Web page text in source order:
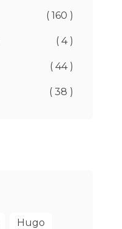
( 160 )
( 4 )
( 44 )
( 38 )
Hugo